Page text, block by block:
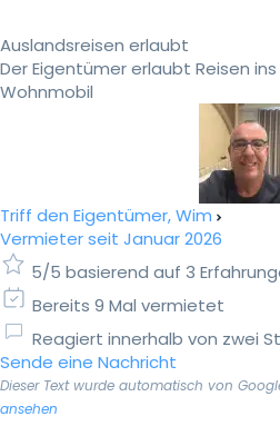
Auslandsreisen erlaubt
Der Eigentümer erlaubt Reisen
Wohnmobil
Triff den Eigentümer, Wim
Vermieter seit Januar 2026
5/5 basierend auf 3
Bereits 9 Mal vermietet
Reagiert innerhalb von zwei
Sende eine Nachricht
Dieser Text wurde automatisch von
ansehen